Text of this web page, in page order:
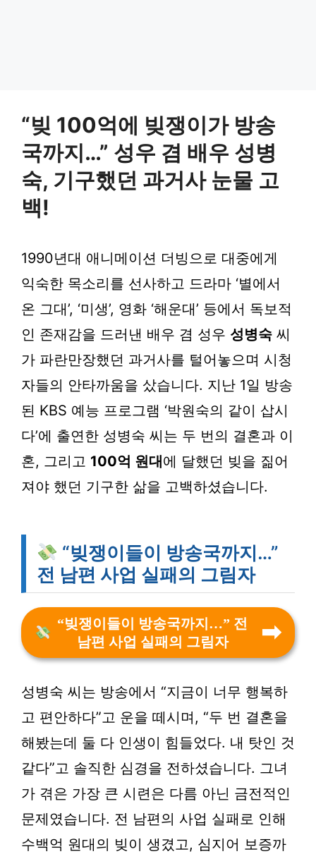
“빚 100억에 빚쟁이가 방송
국까지…” 성우 겸 배우 성병
숙, 기구했던 과거사 눈물 고
백!
1990년대 애니메이션 더빙으로 대중에게
익숙한 목소리를 선사하고 드라마 ‘별에서
온 그대’, ‘미생’, 영화 ‘해운대’ 등에서 독보적
인 존재감을 드러낸 배우 겸 성우 성병숙 씨
가 파란만장했던 과거사를 털어놓으며 시청
자들의 안타까움을 샀습니다. 지난 1일 방송
된 KBS 예능 프로그램 ‘박원숙의 같이 삽시
다’에 출연한 성병숙 씨는 두 번의 결혼과 이
혼, 그리고 100억 원대에 달했던 빚을 짊어
져야 했던 기구한 삶을 고백하셨습니다.
“빚쟁이들이 방송국까지…”
전 남편 사업 실패의 그림자
“빚쟁이들이 방송국까지…” 전
남편 사업 실패의 그림자
성병숙 씨는 방송에서 “지금이 너무 행복하
고 편안하다”고 운을 떼시며, “두 번 결혼을
해봤는데 둘 다 인생이 힘들었다. 내 탓인 것
같다”고 솔직한 심경을 전하셨습니다. 그녀
가 겪은 가장 큰 시련은 다름 아닌 금전적인
문제였습니다. 전 남편의 사업 실패로 인해
수백억 원대의 빚이 생겼고, 심지어 보증까